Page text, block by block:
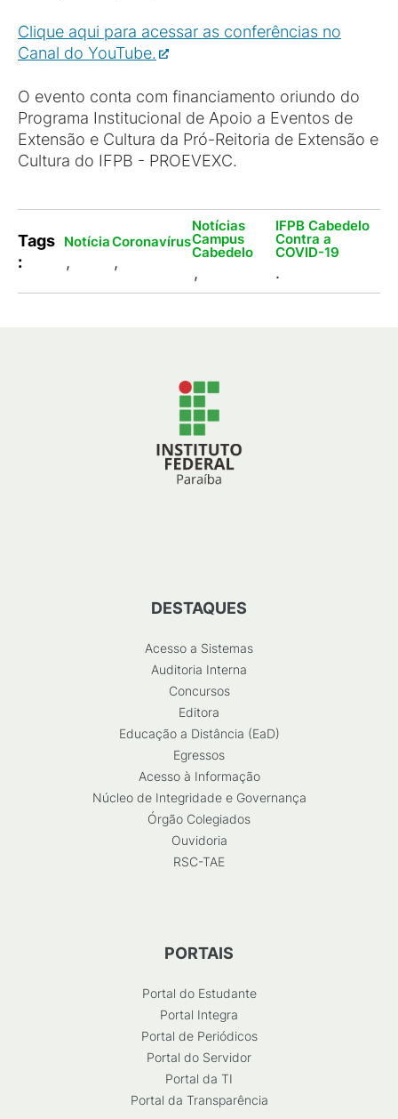
Clique aqui para acessar as conferências no
Canal do YouTube.
O evento conta com financiamento oriundo do
Programa Institucional de Apoio a Eventos de
Extensão e Cultura da Pró-Reitoria de Extensão e
Cultura do IFPB - PROEVEXC.
Tags
:
Notícia
,
Coronavírus
,
Notícias
Campus
Cabedelo
,
IFPB Cabedelo
Contra a
COVID-19
.
DESTAQUES
Acesso a Sistemas
Auditoria Interna
Concursos
Editora
Educação a Distância (EaD)
Egressos
Acesso à Informação
Núcleo de Integridade e Governança
Órgão Colegiados
Ouvidoria
RSC-TAE
PORTAIS
Portal do Estudante
Portal Integra
Portal de Periódicos
Portal do Servidor
Portal da TI
Portal da Transparência